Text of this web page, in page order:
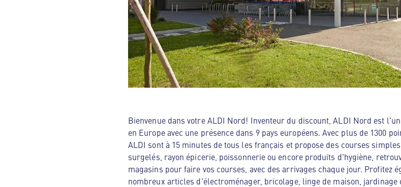
Bienvenue dans votre ALDI Nord! Inventeur du discount, ALDI Nord est
en Europe avec une présence dans 9 pays européens. Avec plus de 1300
ALDI sont à 15 minutes de tous les français et propose des courses
surgelés, rayon épicerie, poissonnerie ou encore produits d'hygiène,
magasins pour faire vos courses, avec des arrivages chaque jour. Profitez
nombreux articles d'électroménager, bricolage, linge de maison, jardinage